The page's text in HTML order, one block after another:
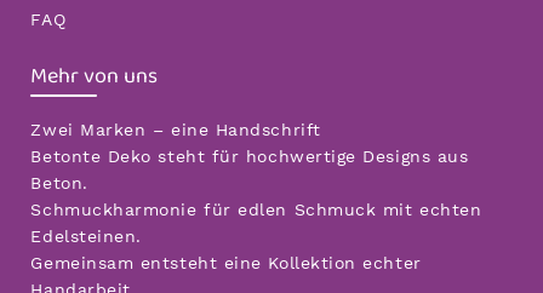
FAQ
Mehr von uns
Zwei Marken – eine Handschrift
Betonte Deko steht für hochwertige Designs aus
Beton.
Schmuckharmonie für edlen Schmuck mit echten
Edelsteinen.
Gemeinsam entsteht eine Kollektion echter